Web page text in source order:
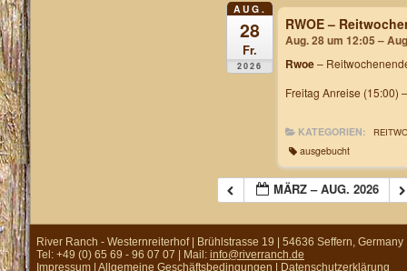
AUG.
28
Fr.
2026
RWOE –
Aug. 28 um 12:05 –
Rwoe–
Freitag Anreise (15:00)
KATEGORIEN:
ausgebucht
MÄRZ – AUG. 2026
River Ranch - Westernreiterhof | Brühlstrasse 19 | 54636 Seffern, Germany
Tel: +49 (0) 65 69 - 96 07 07 | Mail: info@riverranch.de
Impressum Allgemeine Geschäftsbedingungen Datenschutzerklärung